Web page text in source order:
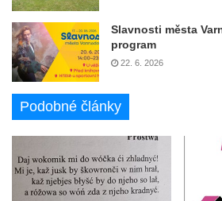
Slavnosti města
program
22. 6. 2026
Podobné články